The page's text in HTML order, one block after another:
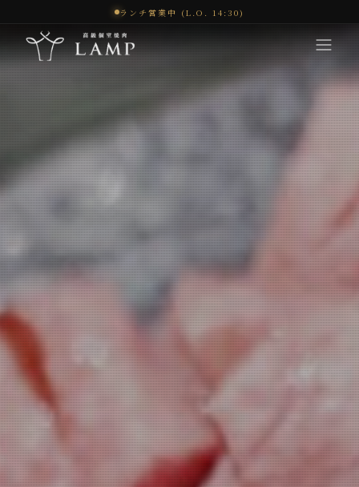
ランチ営業中 (L.O. 14:30)
コンセプト
体験
メニュー
オンラインショップ
お問い合わせ